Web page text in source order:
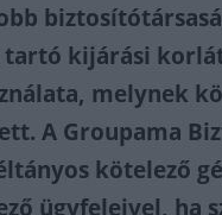
tartó kijárási
melynek
A Groupama
kötelező
ügyfeleivel, ha